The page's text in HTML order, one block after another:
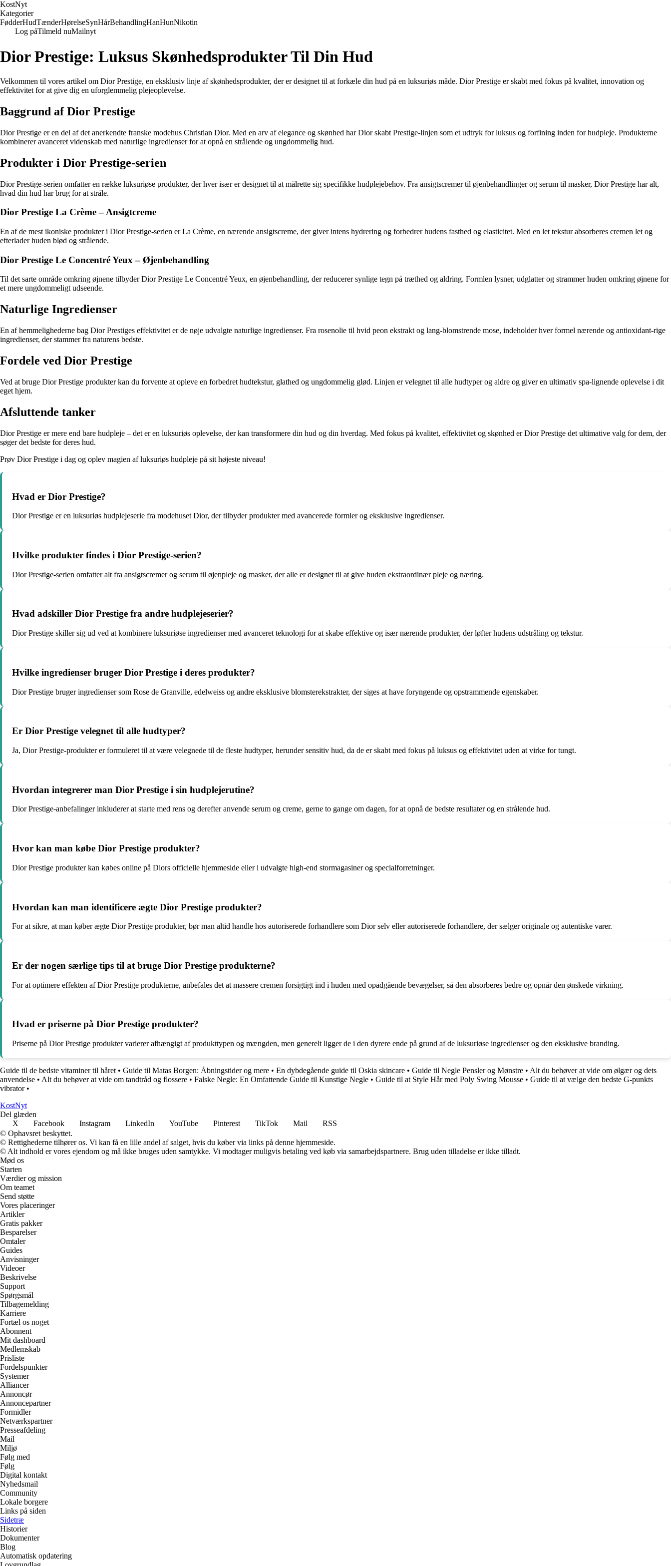
KostNyt
Kategorier
FødderHudTænderHørelseSynHårBehandlingHanHunNikotin
Log påTilmeld nuMailnyt
Dior Prestige: Luksus Skønhedsprodukter Til Din Hud
Velkommen til vores artikel om Dior Prestige, en eksklusiv linje af skønhedsprodukter, der er designet til at forkæle din hud på en luksuriøs måde. Dior Prestige er skabt med fokus på kvalitet, innovation og
effektivitet for at give dig en uforglemmelig plejeoplevelse.
Baggrund af Dior Prestige
Dior Prestige er en del af det anerkendte franske modehus Christian Dior. Med en arv af elegance og skønhed har Dior skabt Prestige-linjen som et udtryk for luksus og forfining inden for hudpleje. Produkterne
kombinerer avanceret videnskab med naturlige ingredienser for at opnå en strålende og ungdommelig hud.
Produkter i Dior Prestige-serien
Dior Prestige-serien omfatter en række luksuriøse produkter, der hver især er designet til at målrette sig specifikke hudplejebehov. Fra ansigtscremer til øjenbehandlinger og serum til masker, Dior Prestige har alt,
hvad din hud har brug for at stråle.
Dior Prestige La Crème – Ansigtcreme
En af de mest ikoniske produkter i Dior Prestige-serien er La Crème, en nærende ansigtscreme, der giver intens hydrering og forbedrer hudens fasthed og elasticitet. Med en let tekstur absorberes cremen let og
efterlader huden blød og strålende.
Dior Prestige Le Concentré Yeux – Øjenbehandling
Til det sarte område omkring øjnene tilbyder Dior Prestige Le Concentré Yeux, en øjenbehandling, der reducerer synlige tegn på træthed og aldring. Formlen lysner, udglatter og strammer huden omkring øjnene for
et mere ungdommeligt udseende.
Naturlige Ingredienser
En af hemmelighederne bag Dior Prestiges effektivitet er de nøje udvalgte naturlige ingredienser. Fra rosenolie til hvid peon ekstrakt og lang-blomstrende mose, indeholder hver formel nærende og antioxidant-rige
ingredienser, der stammer fra naturens bedste.
Fordele ved Dior Prestige
Ved at bruge Dior Prestige produkter kan du forvente at opleve en forbedret hudtekstur, glathed og ungdommelig glød. Linjen er velegnet til alle hudtyper og aldre og giver en ultimativ spa-lignende oplevelse i dit
eget hjem.
Afsluttende tanker
Dior Prestige er mere end bare hudpleje – det er en luksuriøs oplevelse, der kan transformere din hud og din hverdag. Med fokus på kvalitet, effektivitet og skønhed er Dior Prestige det ultimative valg for dem, der
søger det bedste for deres hud.
Prøv Dior Prestige i dag og oplev magien af luksuriøs hudpleje på sit højeste niveau!
Hvad er Dior Prestige?
Dior Prestige er en luksuriøs hudplejeserie fra modehuset Dior, der tilbyder produkter med avancerede formler og eksklusive ingredienser.
Hvilke produkter findes i Dior Prestige-serien?
Dior Prestige-serien omfatter alt fra ansigtscremer og serum til øjenpleje og masker, der alle er designet til at give huden ekstraordinær pleje og næring.
Hvad adskiller Dior Prestige fra andre hudplejeserier?
Dior Prestige skiller sig ud ved at kombinere luksuriøse ingredienser med avanceret teknologi for at skabe effektive og især nærende produkter, der løfter hudens udstråling og tekstur.
Hvilke ingredienser bruger Dior Prestige i deres produkter?
Dior Prestige bruger ingredienser som Rose de Granville, edelweiss og andre eksklusive blomsterekstrakter, der siges at have foryngende og opstrammende egenskaber.
Er Dior Prestige velegnet til alle hudtyper?
Ja, Dior Prestige-produkter er formuleret til at være velegnede til de fleste hudtyper, herunder sensitiv hud, da de er skabt med fokus på luksus og effektivitet uden at virke for tungt.
Hvordan integrerer man Dior Prestige i sin hudplejerutine?
Dior Prestige-anbefalinger inkluderer at starte med rens og derefter anvende serum og creme, gerne to gange om dagen, for at opnå de bedste resultater og en strålende hud.
Hvor kan man købe Dior Prestige produkter?
Dior Prestige produkter kan købes online på Diors officielle hjemmeside eller i udvalgte high-end stormagasiner og specialforretninger.
Hvordan kan man identificere ægte Dior Prestige produkter?
For at sikre, at man køber ægte Dior Prestige produkter, bør man altid handle hos autoriserede forhandlere som Dior selv eller autoriserede forhandlere, der sælger originale og autentiske varer.
Er der nogen særlige tips til at bruge Dior Prestige produkterne?
For at optimere effekten af Dior Prestige produkterne, anbefales det at massere cremen forsigtigt ind i huden med opadgående bevægelser, så den absorberes bedre og opnår den ønskede virkning.
Hvad er priserne på Dior Prestige produkter?
Priserne på Dior Prestige produkter varierer afhængigt af produkttypen og mængden, men generelt ligger de i den dyrere ende på grund af de luksuriøse ingredienser og den eksklusive branding.
Guide til de bedste vitaminer til håret • Guide til Matas Borgen: Åbningstider og mere • En dybdegående guide til Oskia skincare • Guide til Negle Pensler og Mønstre • Alt du behøver at vide om ølgær og dets
anvendelse • Alt du behøver at vide om tandtråd og flossere • Falske Negle: En Omfattende Guide til Kunstige Negle • Guide til at Style Hår med Poly Swing Mousse • Guide til at vælge den bedste G-punkts
vibrator•
KostNyt
Del glæden
X
Facebook Instagram LinkedIn YouTube Pinterest TikTok Mail
RSS
© Ophavsret beskyttet.
© Rettighederne tilhører os. Vi kan få en lille andel af salget, hvis du køber via links på denne hjemmeside.
© Alt indhold er vores ejendom og må ikke bruges uden samtykke. Vi modtager muligvis betaling ved køb via samarbejdspartnere. Brug uden tilladelse er ikke tilladt.
Mød os
Starten
Værdier og mission
Om teamet
Send støtte
Vores placeringer
Artikler
Gratis pakker
Besparelser
Omtaler
Guides
Anvisninger
Videoer
Beskrivelse
Support
Spørgsmål
Tilbagemelding
Karriere
Fortæl os noget
Abonnent
Mit dashboard
Medlemskab
Prisliste
Fordelspunkter
Systemer
Alliancer
Annoncør
Annoncepartner
Formidler
Netværkspartner
Presseafdeling
Mail
Miljø
Følg med
Følg
Digital kontakt
Nyhedsmail
Community
Lokale borgere
Links på siden
Sidetræ
Historier
Dokumenter
Blog
Automatisk opdatering